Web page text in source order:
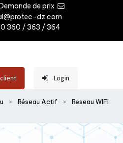
de prix
dz.com
360 / 363 / 364
Login
Réseau Actif
Reseau WIFI